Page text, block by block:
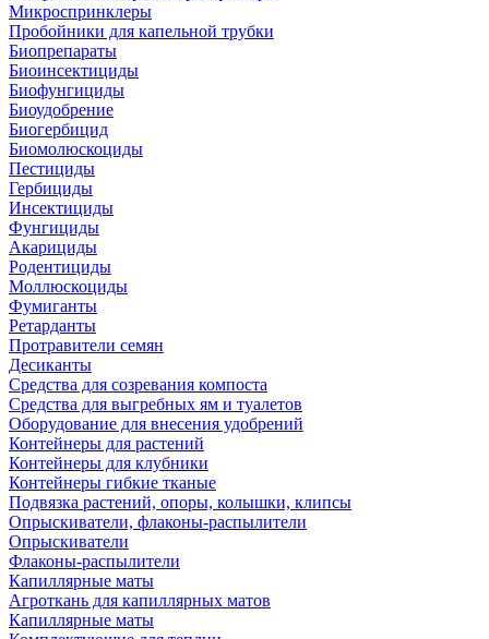
Микроспринклеры
Пробойники для капельной трубки
Биопрепараты
Биоинсектициды
Биофунгициды
Биоудобрение
Биогербицид
Биомолюскоциды
Пестициды
Гербициды
Инсектициды
Фунгициды
Акарициды
Родентициды
Моллюскоциды
Фумиганты
Ретарданты
Протравители семян
Десиканты
Средства для созревания компоста
Средства для выгребных ям и туалетов
Оборудование для внесения удобрений
Контейнеры для растений
Контейнеры для клубники
Контейнеры гибкие тканые
Подвязка растений, опоры, колышки, клипсы
Опрыскиватели, флаконы-распылители
Опрыскиватели
Флаконы-распылители
Капиллярные маты
Агроткань для капиллярных матов
Капиллярные маты